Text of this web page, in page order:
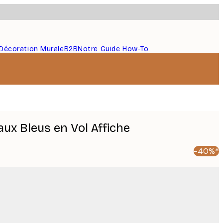
MuraleB2BNotre Guide How-To
Bleus en Vol Affiche
-40%*